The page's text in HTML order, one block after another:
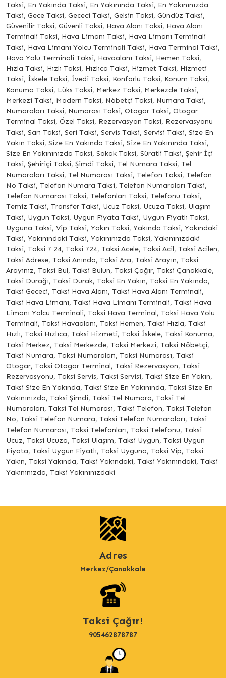
Taksi, En Yakında Taksi, En Yakınında Taksi, En Yakınınızda
Taksi, Gece Taksi, Gececi Taksi, Gelsin Taksi, Gündüz Taksi,
Güvenilir Taksi, Güvenli Taksi, Hava Alanı Taksi, Hava Alanı
Terminali Taksi, Hava Limanı Taksi, Hava Limanı Terminali
Taksi, Hava Limanı Yolcu Terminali Taksi, Hava Terminal Taksi,
Hava Yolu Terminali Taksi, Havaalanı Taksi, Hemen Taksi,
Hızla Taksi, Hızlı Taksi, Hızlıca Taksi, Hizmet Taksi, Hizmeti
Taksi, İskele Taksi, İvedi Taksi, Konforlu Taksi, Konum Taksi,
Konuma Taksi, Lüks Taksi, Merkez Taksi, Merkezde Taksi,
Merkezi Taksi, Modern Taksi, Nöbetçi Taksi, Numara Taksi,
Numaraları Taksi, Numarası Taksi, Otogar Taksi, Otogar
Terminal Taksi, Özel Taksi, Rezervasyon Taksi, Rezervasyonu
Taksi, Sarı Taksi, Seri Taksi, Servis Taksi, Servisi Taksi, Size En
Yakın Taksi, Size En Yakında Taksi, Size En Yakınında Taksi,
Size En Yakınınızda Taksi, Sokak Taksi, Süratli Taksi, Şehir İçi
Taksi, Şehiriçi Taksi, Şimdi Taksi, Tel Numara Taksi, Tel
Numaraları Taksi, Tel Numarası Taksi, Telefon Taksi, Telefon
No Taksi, Telefon Numara Taksi, Telefon Numaraları Taksi,
Telefon Numarası Taksi, Telefonları Taksi, Telefonu Taksi,
Temiz Taksi, Transfer Taksi, Ucuz Taksi, Ucuza Taksi, Ulaşım
Taksi, Uygun Taksi, Uygun Fiyata Taksi, Uygun Fiyatlı Taksi,
Uyguna Taksi, Vip Taksi, Yakın Taksi, Yakında Taksi, Yakındaki
Taksi, Yakınındaki Taksi, Yakınınızda Taksi, Yakınınızdaki
Taksi, Taksi 7 24, Taksi 724, Taksi Acele, Taksi Acil, Taksi Acilen,
Taksi Adrese, Taksi Anında, Taksi Ara, Taksi Arayın, Taksi
Arayınız, Taksi Bul, Taksi Bulun, Taksi Çağır, Taksi Çanakkale,
Taksi Durağı, Taksi Durak, Taksi En Yakın, Taksi En Yakında,
Taksi Gececi, Taksi Hava Alanı, Taksi Hava Alanı Terminali,
Taksi Hava Limanı, Taksi Hava Limanı Terminali, Taksi Hava
Limanı Yolcu Terminali, Taksi Hava Terminal, Taksi Hava Yolu
Terminali, Taksi Havaalanı, Taksi Hemen, Taksi Hızla, Taksi
Hızlı, Taksi Hızlıca, Taksi Hizmeti, Taksi İskele, Taksi Konuma,
Taksi Merkez, Taksi Merkezde, Taksi Merkezi, Taksi Nöbetçi,
Taksi Numara, Taksi Numaraları, Taksi Numarası, Taksi
Otogar, Taksi Otogar Terminal, Taksi Rezervasyon, Taksi
Rezervasyonu, Taksi Servis, Taksi Servisi, Taksi Size En Yakın,
Taksi Size En Yakında, Taksi Size En Yakınında, Taksi Size En
Yakınınızda, Taksi Şimdi, Taksi Tel Numara, Taksi Tel
Numaraları, Taksi Tel Numarası, Taksi Telefon, Taksi Telefon
No, Taksi Telefon Numara, Taksi Telefon Numaraları, Taksi
Telefon Numarası, Taksi Telefonları, Taksi Telefonu, Taksi
Ucuz, Taksi Ucuza, Taksi Ulaşım, Taksi Uygun, Taksi Uygun
Fiyata, Taksi Uygun Fiyatlı, Taksi Uyguna, Taksi Vip, Taksi
Yakın, Taksi Yakında, Taksi Yakındaki, Taksi Yakınındaki, Taksi
Yakınınızda, Taksi Yakınınızdaki
Adres
Merkez/Çanakkale
Taksi Çağır!
905462878787